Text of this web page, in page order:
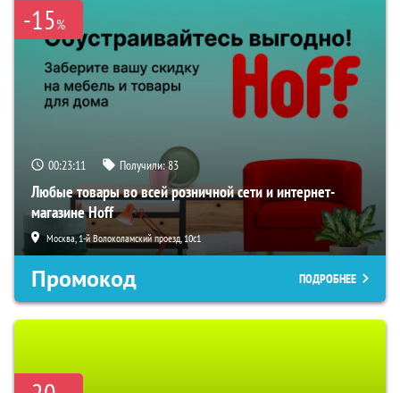
-15%
00:23:10 Получили:83
Любые товары во всей розничной сети и интернет-
магазине Hoff
Москва, 1-й Волоколамский проезд, 10с1
Промокод ПОДРОБНЕЕ